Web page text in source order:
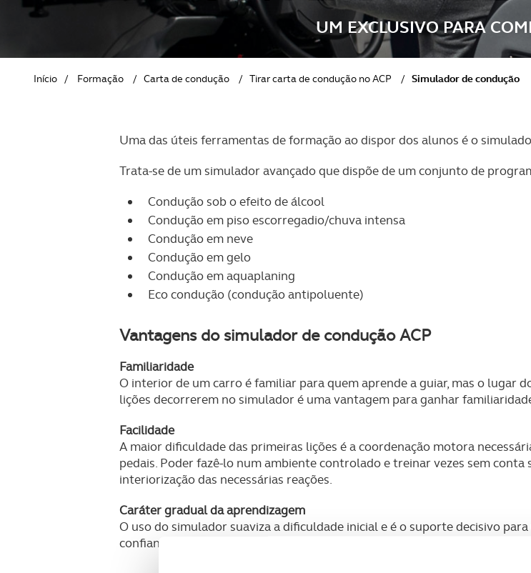
GOLFE
PETS
SOBRE O ACP SEGUROS UM EXCLUSIVO PARA
Início / Formação / Carta de condução / Tirar carta de condução no ACP / Simulador de condução
Uma das úteis ferramentas de formação ao dispor dos alunos é o
Trata-se de um simulador avançado que dispõe de um conjunto de
Condução sob o efeito de álcool
Condução em piso escorregadio/chuva intensa
Condução em neve
Condução em gelo
Condução em aquaplaning
Eco condução (condução antipoluente)
Vantagens do simulador de condução ACP
Familiaridade
O interior de um carro é familiar para quem aprende a guiar, mas o lugar
lições decorrerem no simulador é uma vantagem para ganhar
Facilidade
A maior dificuldade das primeiras lições é a coordenação motora
pedais. Poder fazê-lo num ambiente controlado e treinar vezes sem
interiorização das necessárias reações.
Caráter gradual da aprendizagem
O uso do simulador suaviza a dificuldade inicial e é o suporte decisivo
confiança progressiva e mais eficaz.